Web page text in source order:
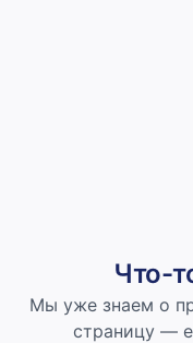
Что-
Мы уже знаем о
страницу —